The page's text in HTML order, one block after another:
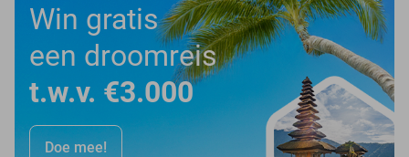
Win gratis
een droomreis
t.w.v. €3.000
Doe mee!